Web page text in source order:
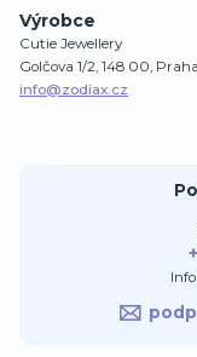
Výrobce
Cutie Jewellery
Golčova 1/2, 148 00,
info@zodiax.cz